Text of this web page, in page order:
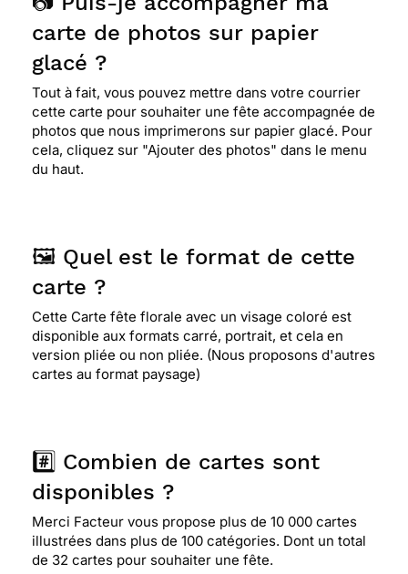
carte de photos sur papier
glacé ?
Tout à fait, vous pouvez mettre dans votre courrier
cette carte pour souhaiter une fête accompagnée de
photos que nous imprimerons sur papier glacé. Pour
cela, cliquez sur "Ajouter des photos" dans le menu
du haut.
🖼️ Quel est le format de cette
carte ?
Cette Carte fête florale avec un visage coloré est
disponible aux formats carré, portrait, et cela en
version pliée ou non pliée. (Nous proposons d'autres
cartes au format paysage)
#️⃣ Combien de cartes sont
disponibles ?
Merci Facteur vous propose plus de 10 000 cartes
illustrées dans plus de 100 catégories. Dont un total
de 32 cartes pour souhaiter une fête.